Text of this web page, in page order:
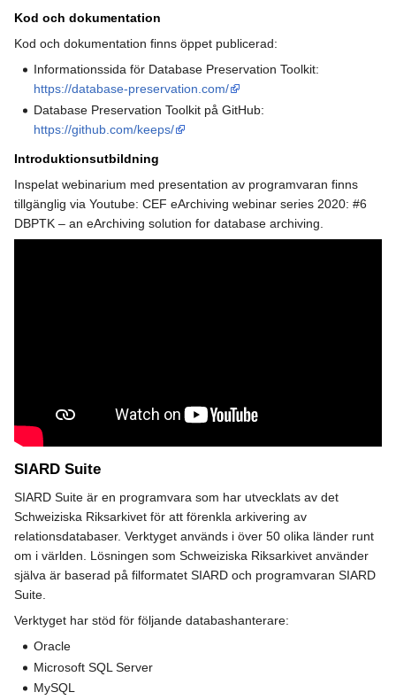
Kod och dokumentation
Kod och dokumentation finns öppet publicerad:
Informationssida för Database Preservation Toolkit:
https://database-preservation.com/
Database Preservation Toolkit på GitHub:
https://github.com/keeps/
Introduktionsutbildning
Inspelat webinarium med presentation av programvaran finns
tillgänglig via Youtube: CEF eArchiving webinar series 2020: #6
DBPTK – an eArchiving solution for database archiving.
SIARD Suite
SIARD Suite är en programvara som har utvecklats av det
Schweiziska Riksarkivet för att förenkla arkivering av
relationsdatabaser. Verktyget används i över 50 olika länder runt
om i världen. Lösningen som Schweiziska Riksarkivet använder
själva är baserad på filformatet SIARD och programvaran SIARD
Suite.
Verktyget har stöd för följande databashanterare:
Oracle
Microsoft SQL Server
MySQL